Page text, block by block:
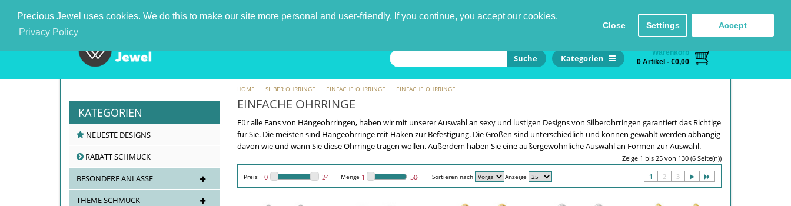
Precious Jewel uses cookies. We do this to make our site more personal and user-friendly. If you continue, you accept our cookies.
Privacy Policy
Close Settings Accept
Sprache
Suche Kategorien
Warenkorb
0 Artikel - €0,00
HOME SILBER OHRRINGE EINFACHE OHRRINGE EINFACHE OHRRINGE
KATEGORIEN
NEUESTE DESIGNS
RABATT SCHMUCK
BESONDERE ANLÄSSE
THEME SCHMUCK
EINFACHE OHRRINGE
Für alle Fans von Hängeohrringen, haben wir mit unserer Auswahl an sexy und lustigen Designs von Silberohrringen garantiert das Richtige
für Sie. Die meisten sind Hängeohrringe mit Haken zur Befestigung. Die Größen sind unterschiedlich und können gewählt werden abhängig
davon wie und wann Sie diese Ohrringe tragen wollen. Außerdem haben Sie eine außergewöhnliche Auswahl an Formen zur Auswahl.
Zeige 1 bis 25 von 130 (6 Seite(n))
Preis Menge Sortieren nach Anzeige 1 2 3